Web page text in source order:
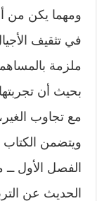
ومهما يكن من
في تثقيف
ملزمة
بحيث أن
مع تجاوب
ويتضمن
الفصل الأول
الحديث عن